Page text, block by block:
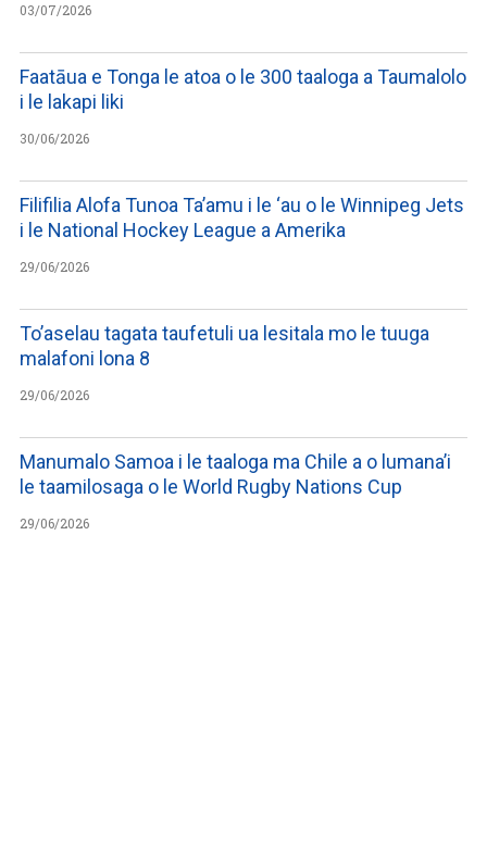
03/07/2026
Faatāua e Tonga le atoa o le 300 taaloga a Taumalolo
i le lakapi liki
30/06/2026
Filifilia Alofa Tunoa Ta’amu i le ‘au o le Winnipeg Jets
i le National Hockey League a Amerika
29/06/2026
To’aselau tagata taufetuli ua lesitala mo le tuuga
malafoni lona 8
29/06/2026
Manumalo Samoa i le taaloga ma Chile a o lumana’i
le taamilosaga o le World Rugby Nations Cup
29/06/2026